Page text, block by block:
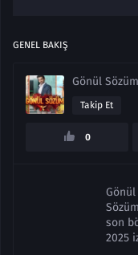
GENEL BAKIŞ
Gönül Sözüm
Takip Et
0
Gönül
son
2025